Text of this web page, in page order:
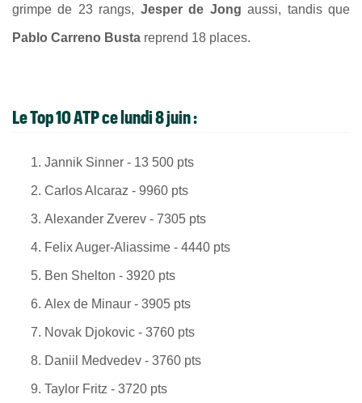
grimpe de 23 rangs, Jesper de Jong aussi, tandis que
Pablo Carreno Busta reprend 18 places.
Le Top 10 ATP ce lundi 8 juin :
Jannik Sinner - 13 500 pts
Carlos Alcaraz - 9960 pts
Alexander Zverev - 7305 pts
Felix Auger-Aliassime - 4440 pts
Ben Shelton - 3920 pts
Alex de Minaur - 3905 pts
Novak Djokovic - 3760 pts
Daniil Medvedev - 3760 pts
Taylor Fritz - 3720 pts